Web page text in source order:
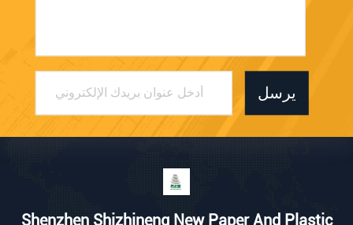
يرسل
Shenzhen Shizhineng New Paper And Plastic